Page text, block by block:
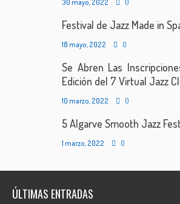
30 mayo, 2022 0
Festival de Jazz Made in
18 mayo, 2022 0
Se Abren Las
Edición del 7 Virtual Jazz
10 marzo, 2022 0
5 Algarve Smooth Jazz
1 marzo, 2022 0
ÚLTIMAS ENTRADAS